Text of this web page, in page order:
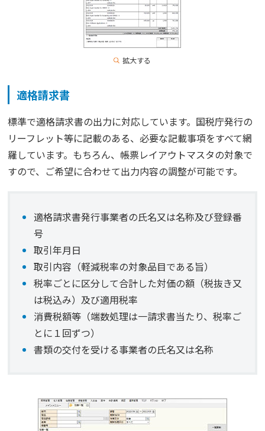
拡大する
適格請求書
標準で適格請求書の出力に対応しています。国税庁発行の
リーフレット等に記載のある、必要な記載事項をすべて網
羅しています。もちろん、帳票レイアウトマスタの対象で
すので、ご希望に合わせて出力内容の調整が可能です。
適格請求書発行事業者の氏名又は名称及び登録番
号
取引年月日
取引内容（軽減税率の対象品目である旨）
税率ごとに区分して合計した対価の額（税抜き又
は税込み）及び適用税率
消費税額等（端数処理は一請求書当たり、税率ご
とに１回ずつ）
書類の交付を受ける事業者の氏名又は名称